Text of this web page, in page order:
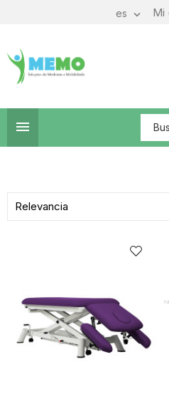
Mi
es 

Relevancia